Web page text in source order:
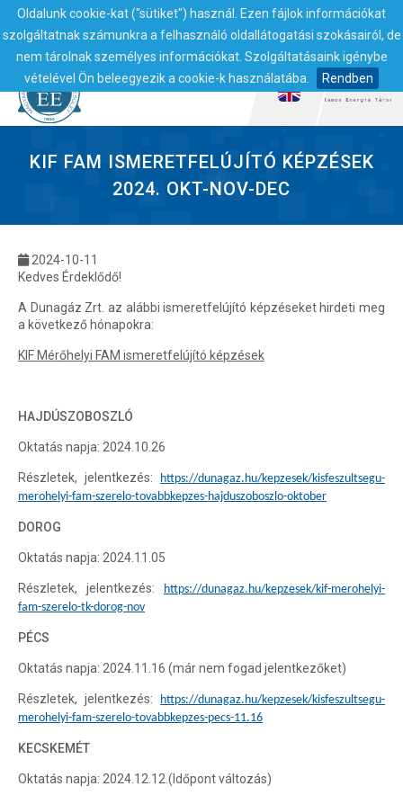
Oldalunk cookie-kat ("sütiket") használ. Ezen fájlok információkat
szolgáltatnak számunkra a felhasználó oldallátogatási szokásairól, de
nem tárolnak személyes információkat. Szolgáltatásaink igénybe
vételével Ön beleegyezik a cookie-k használatába.
Rendben
KIF FAM ISMERETFELÚJÍTÓ KÉPZÉSEK
2024. OKT-NOV-DEC
2024-10-11
Kedves Érdeklődő!
A Dunagáz Zrt. az alábbi ismeretfelújító képzéseket hirdeti meg
a következő hónapokra:
KIF Mérőhelyi FAM ismeretfelújító képzések
HAJDÚSZOBOSZLÓ
Oktatás napja: 2024.10.26
Részletek, jelentkezés: https://dunagaz.hu/kepzesek/kisfeszultsegu-
merohelyi-fam-szerelo-tovabbkepzes-hajduszoboszlo-oktober
DOROG
Oktatás napja: 2024.11.05
Részletek, jelentkezés: https://dunagaz.hu/kepzesek/kif-merohelyi-
fam-szerelo-tk-dorog-nov
PÉCS
Oktatás napja: 2024.11.16 (már nem fogad jelentkezőket)
Részletek, jelentkezés: https://dunagaz.hu/kepzesek/kisfeszultsegu-
merohelyi-fam-szerelo-tovabbkepzes-pecs-11.16
KECSKEMÉT
Oktatás napja: 2024.12.12.(Időpont változás)